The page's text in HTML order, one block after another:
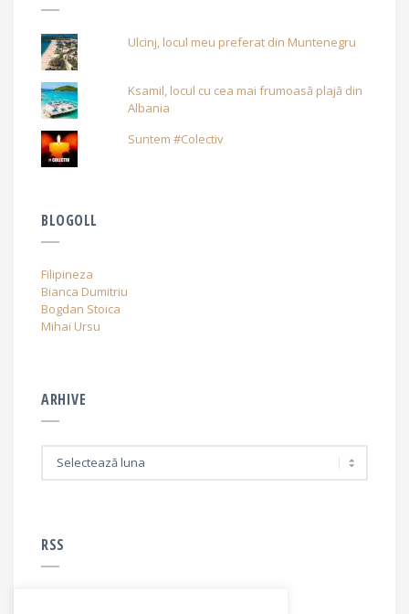
Ulcinj, locul meu preferat din Muntenegru
Ksamil, locul cu cea mai frumoasă plajă din
Albania
Suntem #Colectiv
BLOGOLL
Filipineza
Bianca Dumitriu
Bogdan Stoica
Mihai Ursu
ARHIVE
RSS